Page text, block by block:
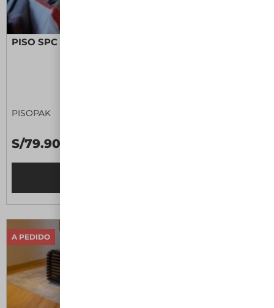
PISO SPC PRO MAPLE II
PISOPAK
S/79.90 M2
A PEDIDO